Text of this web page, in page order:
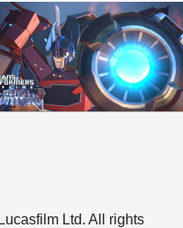
Ltd. All rights